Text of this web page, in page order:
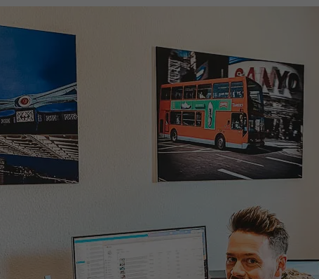
standardmäßig blockiert. Wenn Cookies von externen Medien akzeptiert
Cookie-Informationen anzeigen